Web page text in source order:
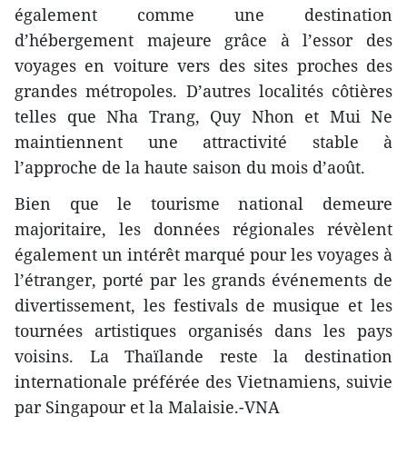
également comme une destination
d’hébergement majeure grâce à l’essor des
voyages en voiture vers des sites proches des
grandes métropoles. D’autres localités côtières
telles que Nha Trang, Quy Nhon et Mui Ne
maintiennent une attractivité stable à
l’approche de la haute saison du mois d’août.
Bien que le tourisme national demeure
majoritaire, les données régionales révèlent
également un intérêt marqué pour les voyages à
l’étranger, porté par les grands événements de
divertissement, les festivals de musique et les
tournées artistiques organisés dans les pays
voisins. La Thaïlande reste la destination
internationale préférée des Vietnamiens, suivie
par Singapour et la Malaisie.-VNA